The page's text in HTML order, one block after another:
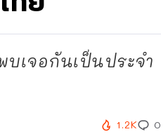
เจอกันเป็นประจำ
1.2K 0